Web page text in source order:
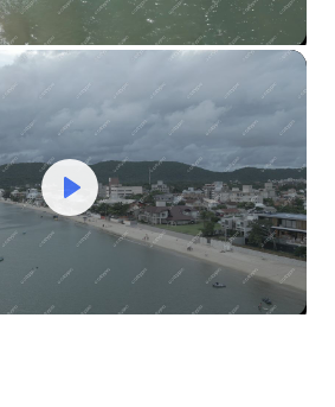
Mute Settings
Mute Settings
Play